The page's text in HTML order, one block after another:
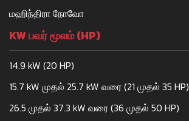
மஹிந்திரா நோவோ
KW பவர் மூலம் (HP)
14.9 kW (20 HP)
15.7 kW முதல் 25.7 kW வரை (21 முதல் 35 HP)
26.5 முதல் 37.3 kW வரை (36 முதல் 50 HP)